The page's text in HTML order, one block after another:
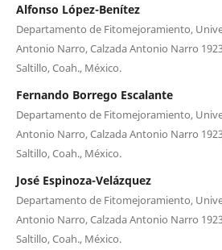
Alfonso López-Benítez
Departamento de Fitomejoramiento,
Antonio Narro, Calzada Antonio Narro
Saltillo, Coah., México.
Fernando Borrego Escalante
Departamento de Fitomejoramiento,
Antonio Narro, Calzada Antonio Narro
Saltillo, Coah., México.
José Espinoza-Velázquez
Departamento de Fitomejoramiento,
Antonio Narro, Calzada Antonio Narro
Saltillo, Coah., México.